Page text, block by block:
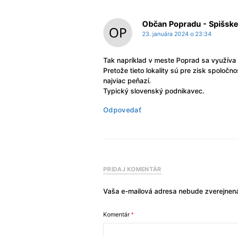
Občan Popradu -
23. januára 2024 o 23:34
Tak napríklad v meste Poprad sa
Pretože tieto lokality sú pre zisk
najviac peňazí.
Typický slovenský podnikavec.
Odpovedať
PRIDAJ KOMENTÁR
Vaša e-mailová adresa nebude
Komentár*